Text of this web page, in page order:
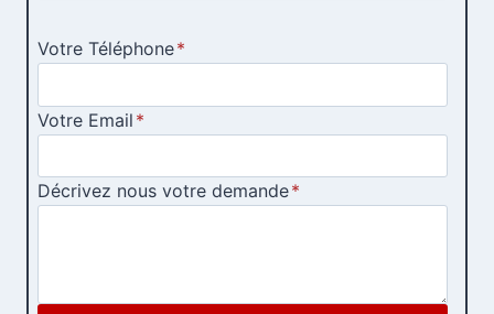
Votre Téléphone*
Votre Email *
Décrivez nous votre demande*